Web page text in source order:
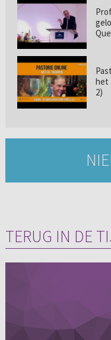
het
2)
TERUG IN DE